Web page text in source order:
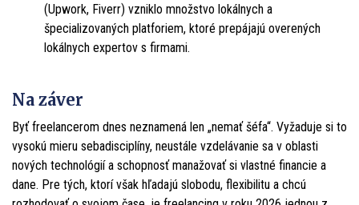
(Upwork, Fiverr) vzniklo množstvo lokálnych a
špecializovaných platforiem, ktoré prepájajú overených
lokálnych expertov s firmami.
Na záver
Byť freelancerom dnes neznamená len „nemať šéfa“. Vyžaduje si to
vysokú mieru sebadisciplíny, neustále vzdelávanie sa v oblasti
nových technológií a schopnosť manažovať si vlastné financie a
dane. Pre tých, ktorí však hľadajú slobodu, flexibilitu a chcú